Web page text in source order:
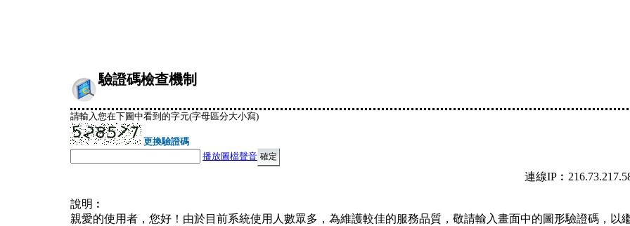
驗證碼檢查機制
請輸入您在下圖中看到的字元(字母區分大小寫)
更換驗證碼
播放圖檔聲音
連線
說明︰
親愛的使用者，您好！由於目前系統使用人數眾多，為維護較佳的服務品質，敬請輸入畫面中的圖形驗證碼，以